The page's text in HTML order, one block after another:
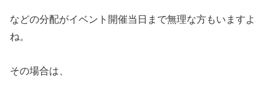
などの分配がイベント開催当日まで無理な方もいますよ
ね。
その場合は、